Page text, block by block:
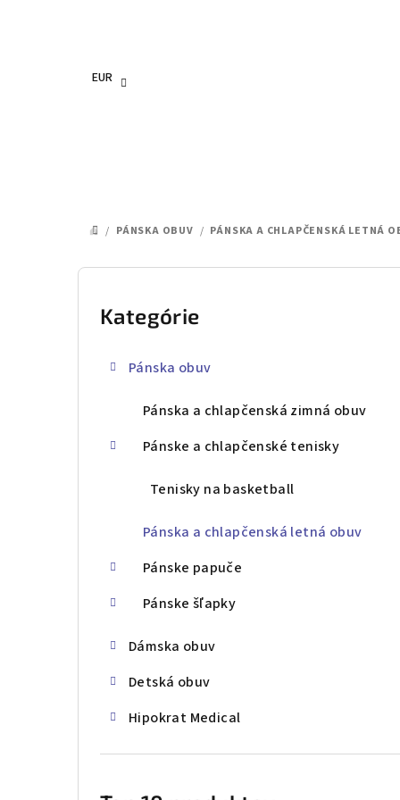
EUR
DOMOV
/ PÁNSKA OBUV / PÁNSKA A CHLAPČENSKÁ LETNÁ
B
Preskočiť
kategórie
Kategórie
Pánska obuv
Pánska a chlapčenská zimná obuv
Pánske a chlapčenské tenisky
Tenisky na basketball
Pánska a chlapčenská letná obuv
Pánske papuče
Pánske šľapky
Dámska obuv
Detská obuv
Hipokrat Medical